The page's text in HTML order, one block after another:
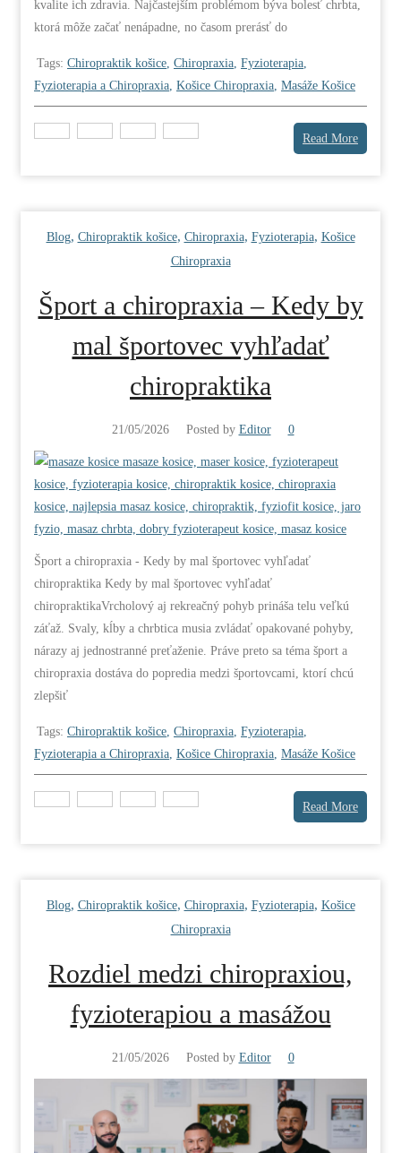
kvalite ich zdravia. Najčastejším problémom býva bolesť chrbta,
ktorá môže začať nenápadne, no časom prerásť do
Tags: Chiropraktik košice Chiropraxia Fyzioterapia
Fyzioterapia a Chiropraxia Košice Chiropraxia Masáže Košice
Read More
Blog, Chiropraktik košice, Chiropraxia, Fyzioterapia, Košice
Chiropraxia
Šport a chiropraxia – Kedy by
mal športovec vyhľadať
chiropraktika
21/05/2026 Posted by Editor 0
Šport a chiropraxia - Kedy by mal športovec vyhľadať
chiropraktika Kedy by mal športovec vyhľadať
chiropraktikaVrcholový aj rekreačný pohyb prináša telu veľkú
záťaž. Svaly, kĺby a chrbtica musia zvládať opakované pohyby,
nárazy aj jednostranné preťaženie. Práve preto sa téma šport a
chiropraxia dostáva do popredia medzi športovcami, ktorí chcú
zlepšiť
Tags: Chiropraktik košice Chiropraxia Fyzioterapia
Fyzioterapia a Chiropraxia Košice Chiropraxia Masáže Košice
Read More
Blog, Chiropraktik košice, Chiropraxia, Fyzioterapia, Košice
Chiropraxia
Rozdiel medzi chiropraxiou,
fyzioterapiou a masážou
21/05/2026 Posted by Editor 0